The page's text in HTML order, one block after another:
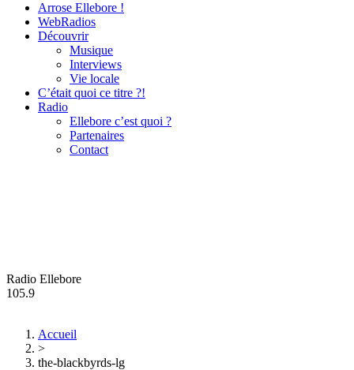
Arrose Ellebore !
WebRadios
Découvrir
Musique
Interviews
Vie locale
C’était quoi ce titre ?!
Radio
Ellebore c’est quoi ?
Partenaires
Contact
Radio Ellebore
105.9
Accueil
>
the-blackbyrds-lg